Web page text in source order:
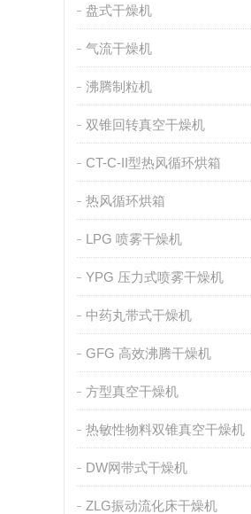
盘式干燥机
气流干燥机
沸腾制粒机
双锥回转真空干燥机
CT-C-II型热风循环烘箱
热风循环烘箱
LPG 喷雾干燥机
YPG 压力式喷雾干燥机
中药丸带式干燥机
GFG 高效沸腾干燥机
方型真空干燥机
热敏性物料双锥真空干燥机
DW网带式干燥机
ZLG振动流化床干燥机